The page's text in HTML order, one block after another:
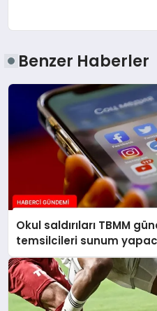
Benzer Haberler
Okul saldırıları TBMM
temsilcileri sunum